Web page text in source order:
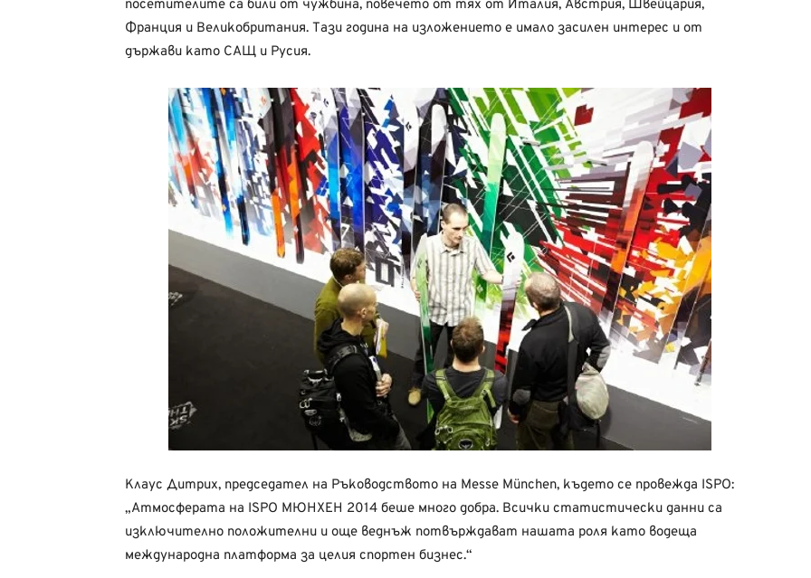
посетителите са били от чужбина, повечето от тях от Италия, Австрия, Швейцария,
Франция и Великобритания. Тази година на изложението е имало засилен интерес и от
държави като САЩ и Русия.
Клаус Дитрих, председател на Ръководството на Messe München, където се провежда ISPO:
„Атмосферата на ISPO МЮНХЕН 2014 беше много добра. Всички статистически данни са
изключително положителни и още веднъж потвърждават нашата роля като водеща
международна платформа за целия спортен бизнес.“